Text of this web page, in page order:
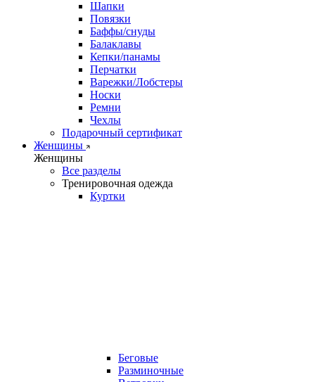
Шапки
Повязки
Баффы/снуды
Балаклавы
Кепки/панамы
Перчатки
Варежки/Лобстеры
Носки
Ремни
Чехлы
Подарочный сертификат
Женщины
Женщины
Все разделы
Тренировочная одежда
Куртки
Беговые
Разминочные